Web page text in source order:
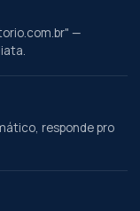
—
responde pro